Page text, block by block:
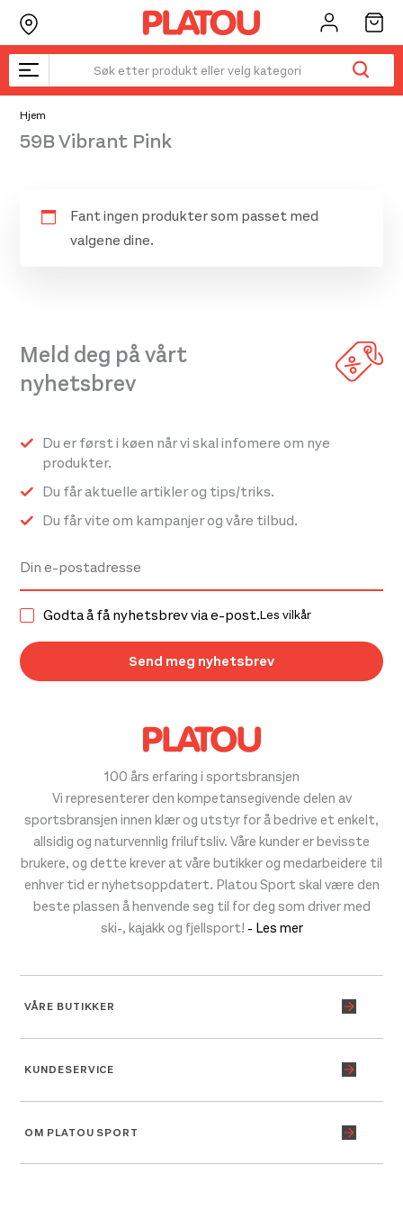
Hopp
rett
til
innholdet
Hjem
59B Vibrant Pink
Fant ingen produkter som passet med
valgene dine.
100 års erfaring i sportsbransjen
Vi representerer den kompetansegivende delen av
sportsbransjen innen klær og utstyr for å bedrive et enkelt,
allsidig og naturvennlig friluftsliv. Våre kunder er bevisste
brukere, og dette krever at våre butikker og medarbeidere til
enhver tid er nyhetsoppdatert. Platou Sport skal være den
beste plassen å henvende seg til for deg som driver med
ski-, kajakk og fjellsport! - Les mer
VÅRE BUTIKKER
KUNDESERVICE
OM PLATOU SPORT
Meld deg på vårt
nyhetsbrev
Du er først i køen når vi skal infomere om nye
produkter.
Du får aktuelle artikler og tips/triks.
Du får vite om kampanjer og våre tilbud.
Godta å få nyhetsbrev via e-post.Les vilkår